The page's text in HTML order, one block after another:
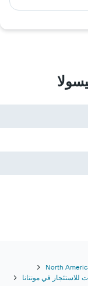
للاستئجار في مونتانا